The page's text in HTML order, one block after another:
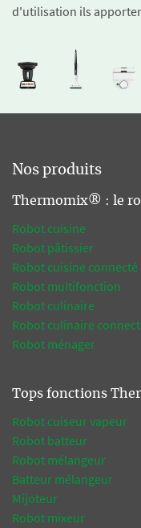
d'utilisation ils
Nos produits
Thermomix® : le
Robot cuisine
Robot pâtissier
Robot cuisine connecté
Robot multifonction
Robot culinaire
Robot culinaire
Robot ménager
Tops fonctions
Robot cuiseur vapeur
Robot batteur
Robot mélangeur
Batteur mélangeur
Mijoteur
Robot mixeur